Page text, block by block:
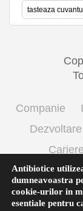
Companie
Dezvoltare
Cariere
Termeni si
Antibiotice
dumneavoastra
cookie-urilor in
esentiale pentru